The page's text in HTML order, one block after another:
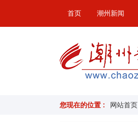
首页 潮州新闻
您现在的位置 : 网站首页